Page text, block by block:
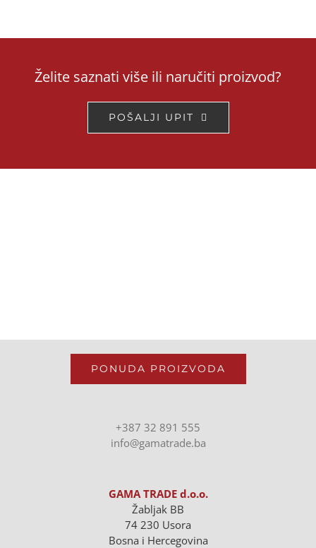
Želite saznati više ili naručiti proizvod?
POŠALJI UPIT
PONUDA PROIZVODA
+387 32 891 555
info@gamatrade.ba
GAMA TRADE d.o.o.
Žabljak BB
74 230 Usora
Bosna i Hercegovina